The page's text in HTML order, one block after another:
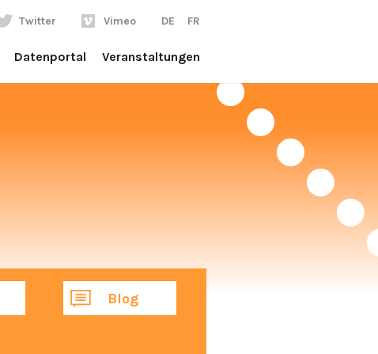
Twitter Vimeo DE FR
Datenportal Veranstaltungen
Blog